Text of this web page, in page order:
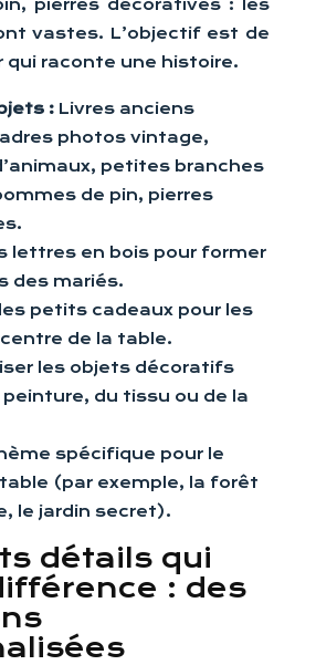
pierres décoratives : les
vastes. L’objectif est de
qui raconte une histoire.
: Livres anciens
photos vintage,
petites branches
de pin, pierres
lettres en bois pour former
des mariés.
petits cadeaux pour les
de la table.
les objets décoratifs
peinture, du tissu ou de la
spécifique pour le
(par exemple, la forêt
le jardin secret).
détails qui
: des